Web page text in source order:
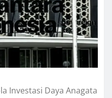
Investasi Daya Anagata